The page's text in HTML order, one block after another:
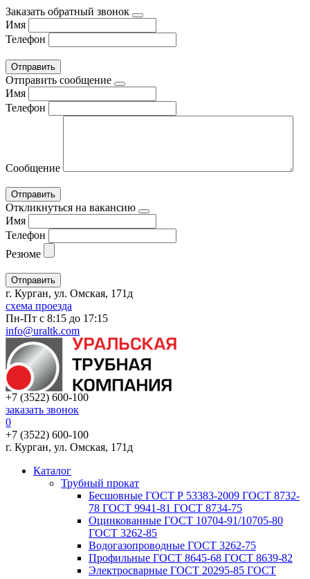
Заказать обратный звонок
Имя
Телефон
Отправить сообщение
Имя
Телефон
Сообщение
Откликнуться на вакансию
Имя
Телефон
Резюме
г. Курган, ул. Омская, 171д
схема проезда
Пн-Пт с 8:15 до 17:15
info@uraltk.com
+7 (3522) 600-100
заказать звонок
0
+7 (3522) 600-100
г. Курган, ул. Омская, 171д
Каталог
Трубный прокат
Беcшовные ГОСТ Р 53383-2009 ГОСТ 8732-
78 ГОСТ 9941-81 ГОСТ 8734-75
Оцинкованные ГОСТ 10704-91/10705-80
ГОСТ 3262-85
Водогазопроводные ГОСТ 3262-75
Профильные ГОСТ 8645-68 ГОСТ 8639-82
Электросварные ГОСТ 20295-85 ГОСТ